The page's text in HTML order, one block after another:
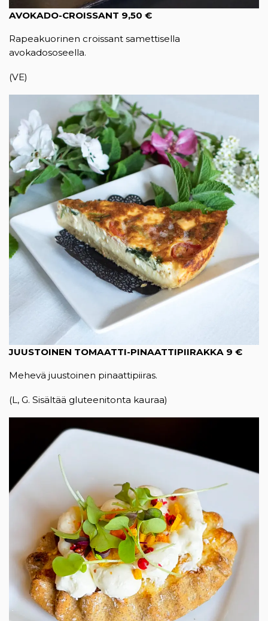
AVOKADO-CROISSANT 9,50 €
Rapeakuorinen croissant samettisella
avokadososeella.
(VE)
JUUSTOINEN TOMAATTI-PINAATTIPIIRAKKA 9 €
Mehevä juustoinen pinaattipiiras.
(L, G. Sisältää gluteenitonta kauraa)